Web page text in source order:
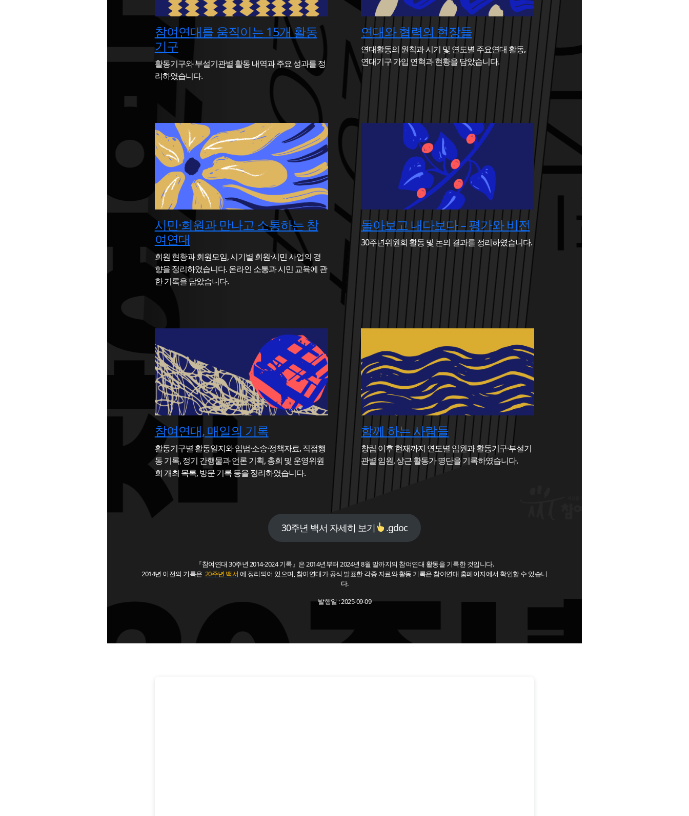
참여연대를 움직이는 15개 활동
기구
활동기구와 부설기관별 활동 내역과 주요 성과를 정
리하였습니다.
연대와 협력의 현장들
연대활동의 원칙과 시기 및 연도별 주요연대 활동,
연대기구 가입 연혁과 현황을 담았습니다.
시민·회원과 만나고 소통하는 참
여연대
회원 현황과 회원모임, 시기별 회원·시민 사업의 경
향을 정리하였습니다. 온라인 소통과 시민 교육에 관
한 기록을 담았습니다.
돌아보고 내다보다 – 평가와 비전
30주년위원회 활동 및 논의 결과를 정리하였습니다.
참여연대, 매일의 기록
활동기구별 활동일지와 입법·소송·정책자료, 직접행
동 기록, 정기 간행물과 언론 기획, 총회 및 운영위원
회 개최 목록, 방문 기록 등을 정리하였습니다.
함께 하는 사람들
창립 이후 현재까지 연도별 임원과 활동기구·부설기
관별 임원, 상근 활동가 명단을 기록하였습니다.
30주년 백서 자세히 보기 .gdoc
『참여연대 30주년 2014-2024 기록』은 2014년부터 2024년 8월 말까지의 참여연대 활동을 기록한 것입니다.
2014년 이전의 기록은 20주년 백서 에 정리되어 있으며, 참여연대가 공식 발표한 각종 자료와 활동 기록은 참여연대 홈페이지에서 확인할 수 있습니
다.
발행일 : 2025-09-09